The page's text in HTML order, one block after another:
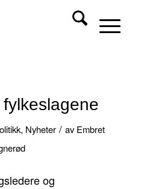
, Nyheter / av Embret
og